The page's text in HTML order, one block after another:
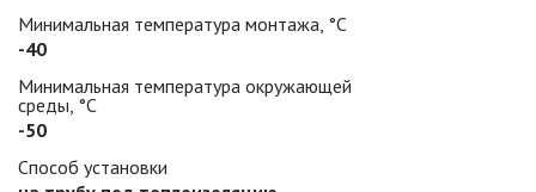
Минимальная температура монтажа, °С
-40
Минимальная температура окружающей
среды, °С
-50
Способ установки